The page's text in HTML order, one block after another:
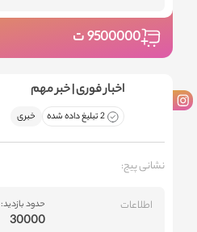
9500000ت
اخبار فوری | خبر مهم
2 تبلیغ داده شده خبری
نشانی پیج:
اطلاعات حدود بازدید:
30000